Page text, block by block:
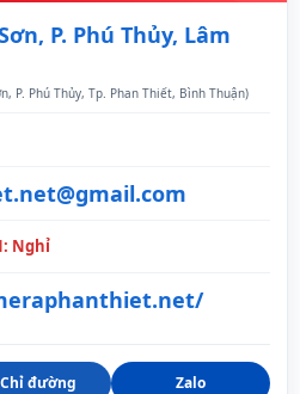
P. Phú Thủy, Lâm
P. Phú Thủy, Tp. Phan Thiết, Bình Thuận)
Nghỉ
đường Zalo